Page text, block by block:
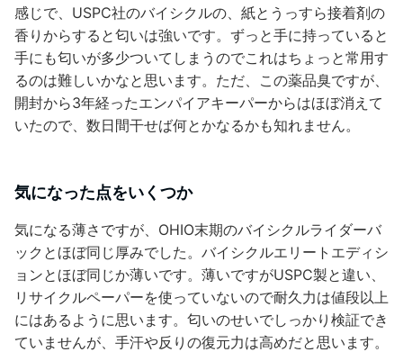
感じで、USPC社のバイシクルの、紙とうっすら接着剤の
香りからすると匂いは強いです。ずっと手に持っていると
手にも匂いが多少ついてしまうのでこれはちょっと常用す
るのは難しいかなと思います。ただ、この薬品臭ですが、
開封から3年経ったエンパイアキーパーからはほぼ消えて
いたので、数日間干せば何とかなるかも知れません。
気になった点をいくつか
気になる薄さですが、OHIO末期のバイシクルライダーバ
ックとほぼ同じ厚みでした。バイシクルエリートエディシ
ョンとほぼ同じか薄いです。薄いですがUSPC製と違い、
リサイクルペーパーを使っていないので耐久力は値段以上
にはあるように思います。匂いのせいでしっかり検証でき
ていませんが、手汗や反りの復元力は高めだと思います。